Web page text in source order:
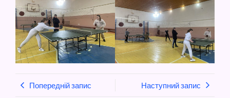
Попередній запис Наступний запис